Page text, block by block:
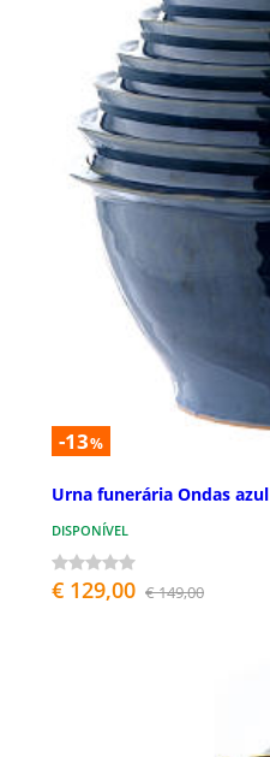
-13%
Urna funerária Ondas azul
DISPONÍVEL
€ 129,00 € 149,00